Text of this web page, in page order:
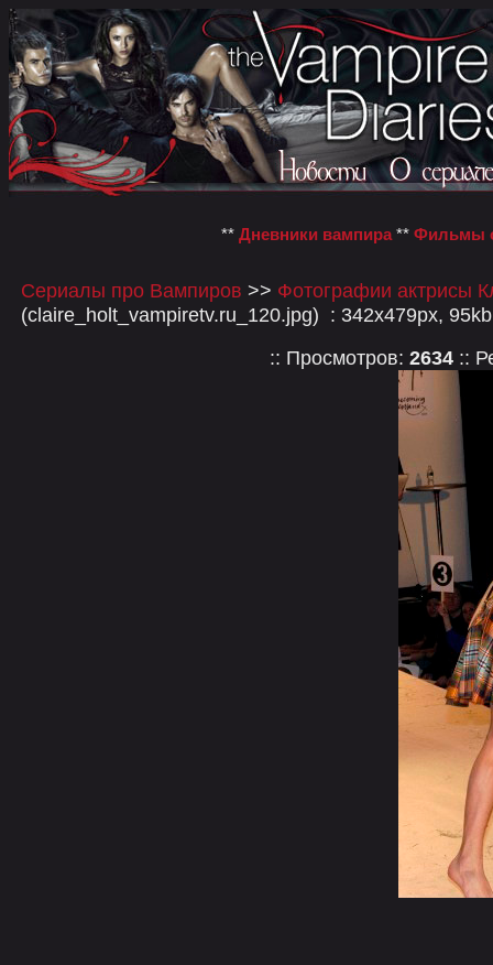
** Дневники вампира ** Фильмы
Сериалы про Вампиров >> Фотографии актрисы
(claire_holt_vampiretv.ru_120.jpg) : 342x479px, 95kb
:: Просмотров: 2634 ::